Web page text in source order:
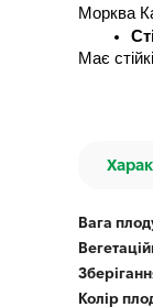
Морква
Має
Вага
Колір